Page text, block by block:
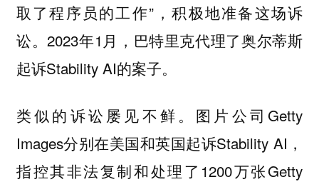
取了程序员的工作”，积极地准备这场诉
讼。2023年1月，巴特里克代理了奥尔蒂斯
起诉Stability AI的案子。
类似的诉讼屡见不鲜。图片公司Getty
Images分别在美国和英国起诉Stability AI，
指控其非法复制和处理了1200万张Getty